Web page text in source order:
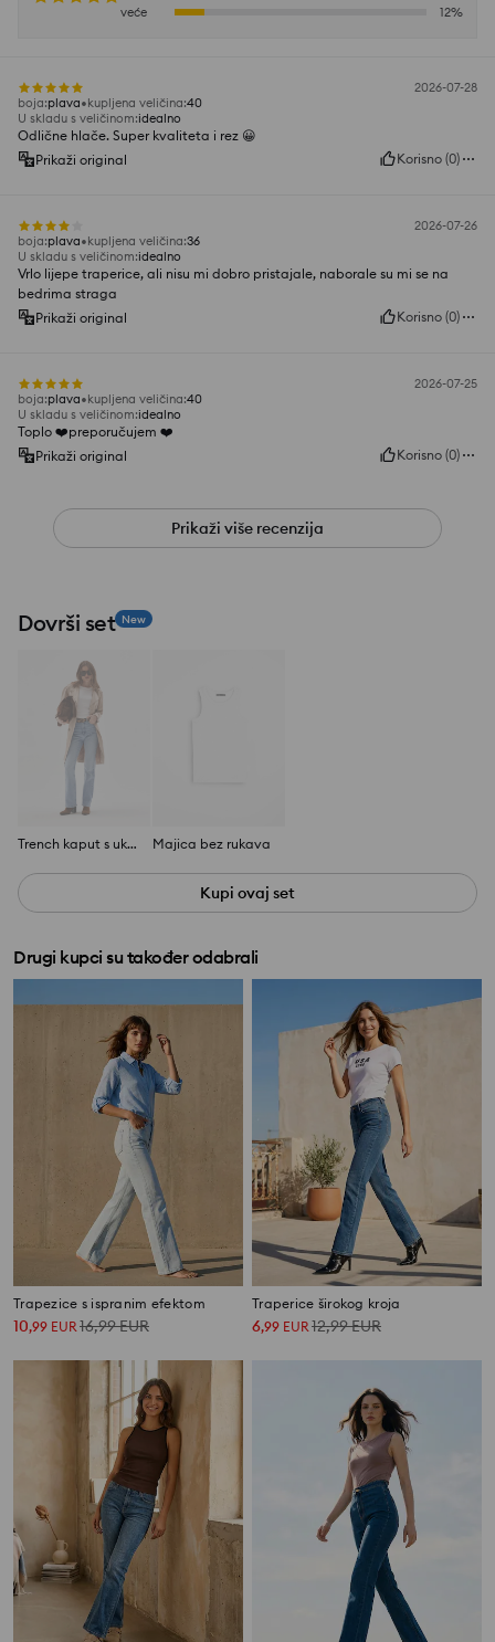
veće
12%
2026-07-28
boja:plava kupljena veličina:40
U skladu s veličinom:idealno
Odlične hlače. Super kvaliteta i rez 😀
Prikaži original
Korisno (0)
2026-07-26
boja:plava kupljena veličina:36
U skladu s veličinom:idealno
Vrlo lijepe traperice, ali nisu mi dobro pristajale, naborale su mi se na
bedrima straga
Prikaži original
Korisno (0)
2026-07-25
boja:plava kupljena veličina:40
U skladu s veličinom:idealno
Toplo ❤️preporučujem ❤️
Prikaži original
Korisno (0)
Prikaži više recenzija
Dovrši set New
Trench kaput s ukrasnim gumbima Majica bez rukava
Kupi ovaj set
Drugi kupci su također odabrali
Trapezice s ispranim efektom
10,99 EUR16,99EUR
Traperice širokog kroja
6,99 EUR12,99EUR